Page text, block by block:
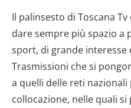
Il palinsesto di Toscana
dare sempre più spazio a
sport, di grande interesse
Trasmissioni che si
a quelli delle reti nazionali
collocazione, nelle quali